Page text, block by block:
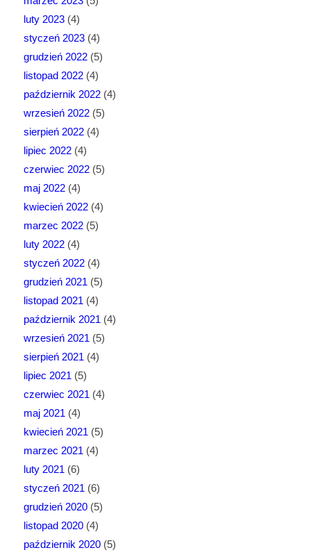
luty 2023(4)
styczeń 2023(4)
grudzień 2022(5)
listopad 2022(4)
październik 2022(4)
wrzesień 2022(5)
sierpień 2022(4)
lipiec 2022(4)
czerwiec 2022(5)
maj 2022(4)
kwiecień 2022(4)
marzec 2022(5)
luty 2022(4)
styczeń 2022(4)
grudzień 2021 (5)
listopad 2021 (4)
październik 2021 (4)
wrzesień 2021 (5)
sierpień 2021 (4)
lipiec 2021 (5)
czerwiec 2021 (4)
maj 2021 (4)
kwiecień 2021 (5)
marzec 2021 (4)
luty 2021 (6)
styczeń 2021 (6)
grudzień 2020(5)
listopad 2020(4)
październik 2020(5)